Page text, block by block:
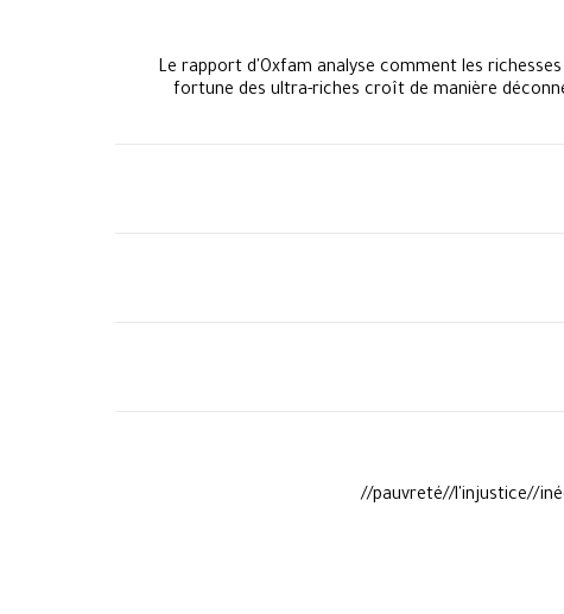
Le rapport d'Oxfam analyse comment les
fortune des ultra-riches croît de manière
pauvreté//l'injustice//